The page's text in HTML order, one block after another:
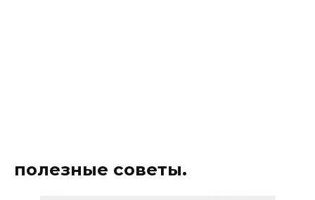
полезные советы.